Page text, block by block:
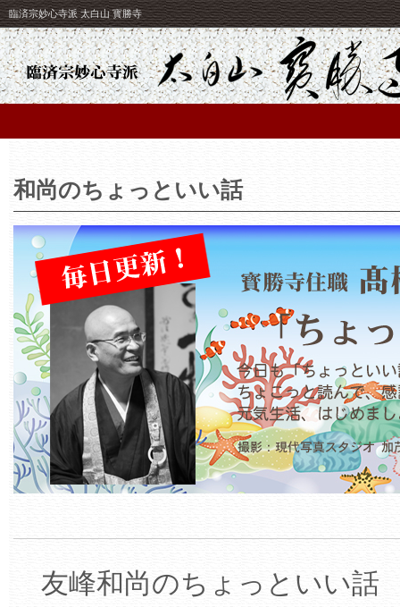
臨済宗妙心寺派 太白山 寳勝寺
和尚のちょっといい話
友峰和尚のちょっといい話